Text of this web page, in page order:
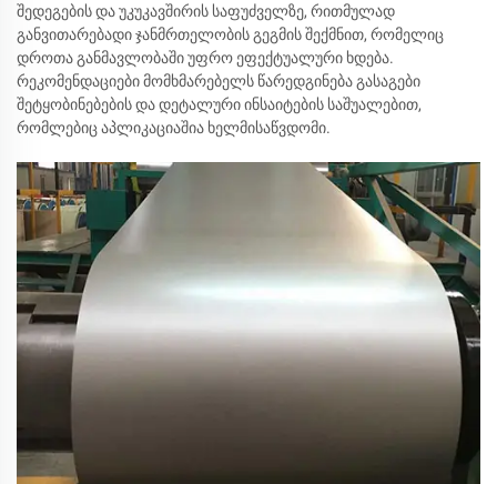
შედეგების და უკუკავშირის საფუძველზე, რითმულად
განვითარებადი ჯანმრთელობის გეგმის შექმნით, რომელიც
დროთა განმავლობაში უფრო ეფექტუალური ხდება.
რეკომენდაციები მომხმარებელს წარედგინება გასაგები
შეტყობინებების და დეტალური ინსაიტების საშუალებით,
რომლებიც აპლიკაციაშია ხელმისაწვდომი.